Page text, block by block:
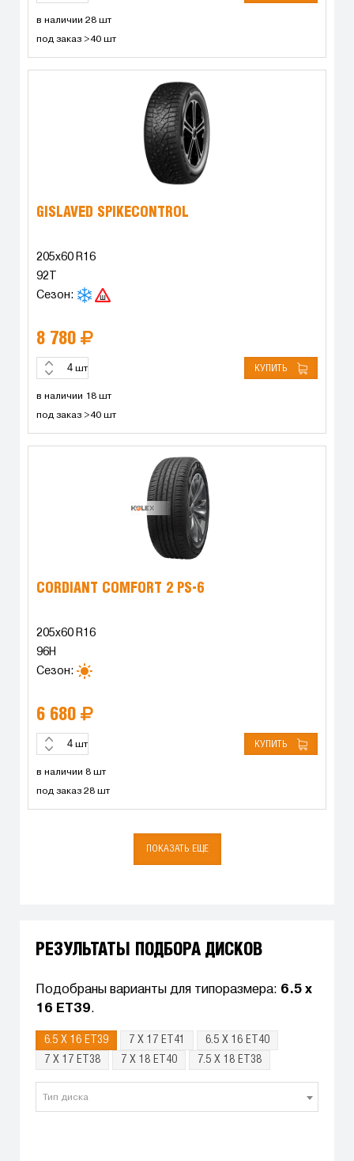
в наличии 28 шт
под заказ >40 шт
GISLAVED SPIKECONTROL
205x60 R16
92T
Сезон:
8 780
шт КУПИТЬ
в наличии 18 шт
под заказ >40 шт
CORDIANT COMFORT 2 PS-6
205x60 R16
96H
Сезон:
6 680
шт КУПИТЬ
в наличии 8 шт
под заказ 28 шт
ПОКАЗАТЬ ЕЩЕ
РЕЗУЛЬТАТЫ ПОДБОРА ДИСКОВ
Подобраны варианты для типоразмера: 6.5 x
16 ET39.
6.5 X 16 ET39 7 X 17 ET41
6.5 X 16 ET40
7 X 17 ET38
7 X 18 ET40 7.5 X 18 ET38
Тип диска